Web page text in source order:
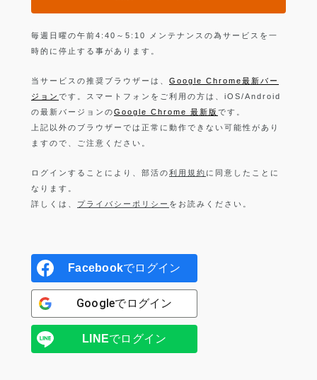
毎週日曜の午前4:40～5:10 メンテナンスの為サービスを一
時的に停止する事があります。
当サービスの推奨ブラウザーは、 Google Chrome最新バー
ジョン です。スマートフォンをご利用の方は、iOS/Android
の最新バージョンのGoogle Chrome 最新版 です。
上記以外のブラウザーでは正常に動作できない可能性があり
ますので、ご注意ください。
ログインすることにより、部活の利用規約 に同意したことに
なります。
詳しくは、 プライバシーポリシー をお読みください。
Facebookでログイン
Googleでログイン
LINEでログイン